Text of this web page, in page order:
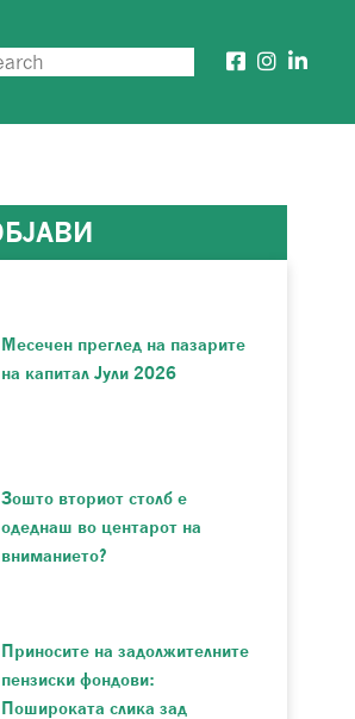
Месечен преглед на пазарите
на капитал Јули 2026
Зошто вториот столб е
одеднаш во центарот на
вниманието?
Приносите на задолжителните
пензиски фондови:
Пошироката слика зад